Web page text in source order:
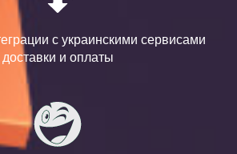
с украинскими сервисами
доставки и оплаты